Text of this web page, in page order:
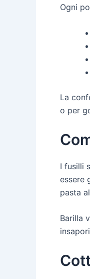
Ogni
La
o per
I fusilli
essere
pasta
Barilla